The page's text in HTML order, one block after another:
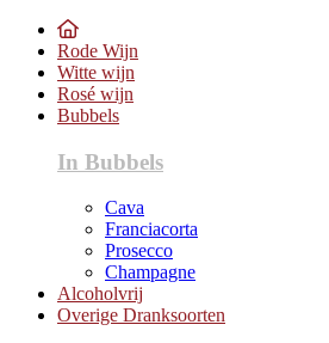
Rode Wijn
Witte wijn
Rosé wijn
Bubbels
In Bubbels
Cava
Franciacorta
Prosecco
Champagne
Alcoholvrij
Overige Dranksoorten